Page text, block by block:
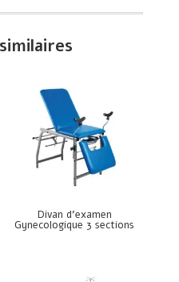
Divan d’examen
Gynecologique 3 sections